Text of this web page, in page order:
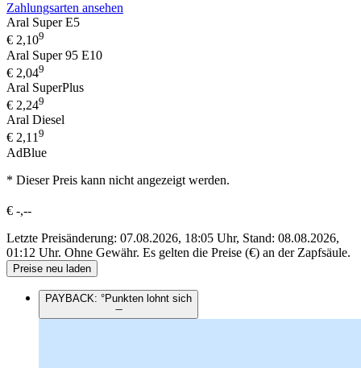
Zahlungsarten ansehen
Aral Super E5
€ 2,109
Aral Super 95 E10
€ 2,049
Aral SuperPlus
€ 2,249
Aral Diesel
€ 2,119
AdBlue
* Dieser Preis kann nicht angezeigt werden.
€ -,--
Letzte Preisänderung: 07.08.2026, 18:05 Uhr, Stand: 08.08.2026,
01:12 Uhr. Ohne Gewähr. Es gelten die Preise (€) an der Zapfsäule.
Preise neu laden
PAYBACK: °Punkten lohnt sich